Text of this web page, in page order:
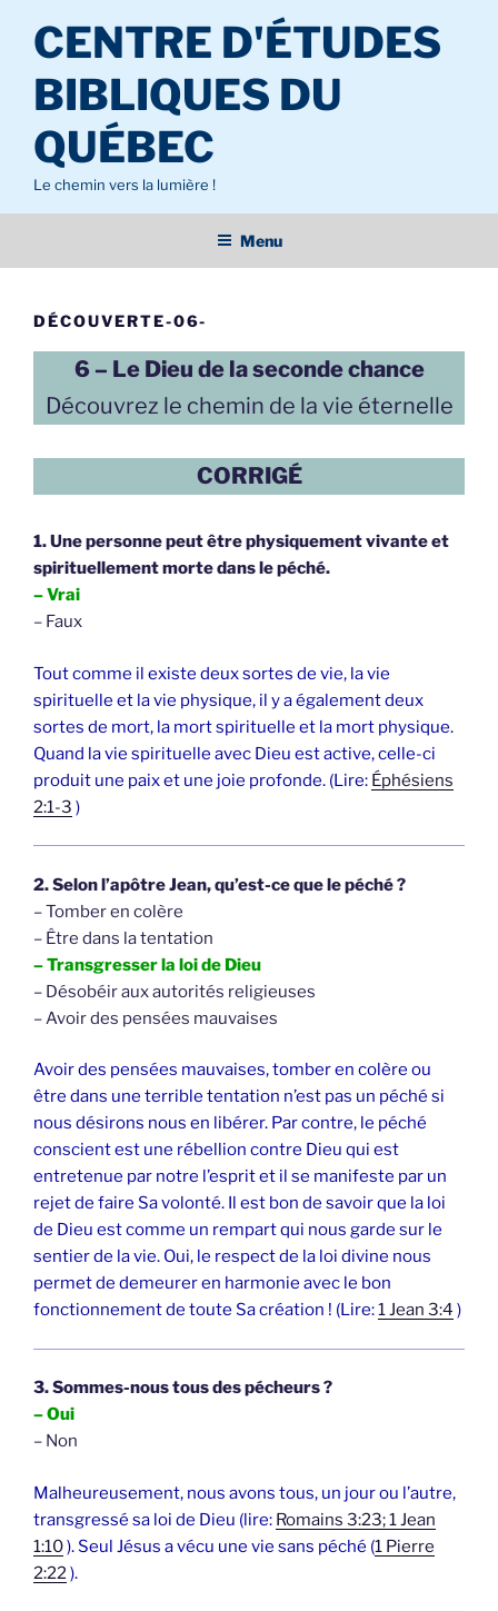
contenu
principal
CENTRE D'ÉTUDES
BIBLIQUES DU
QUÉBEC
Le chemin vers la lumière !
Menu
DÉCOUVERTE-06-
6 – Le Dieu de la seconde chance
Découvrez le chemin de la vie éternelle
CORRIGÉ
1. Une personne peut être physiquement vivante et
spirituellement morte dans le péché.
– Vrai
– Faux
Tout comme il existe deux sortes de vie, la vie
spirituelle et la vie physique, il y a également deux
sortes de mort, la mort spirituelle et la mort physique.
Quand la vie spirituelle avec Dieu est active, celle-ci
produit une paix et une joie profonde. (Lire: Éphésiens
2:1-3 )
2. Selon l’apôtre Jean, qu’est-ce que le péché ?
– Tomber en colère
– Être dans la tentation
– Transgresser la loi de Dieu
– Désobéir aux autorités religieuses
– Avoir des pensées mauvaises
Avoir des pensées mauvaises, tomber en colère ou
être dans une terrible tentation n’est pas un péché si
nous désirons nous en libérer. Par contre, le péché
conscient est une rébellion contre Dieu qui est
entretenue par notre l’esprit et il se manifeste par un
rejet de faire Sa volonté. Il est bon de savoir que la loi
de Dieu est comme un rempart qui nous garde sur le
sentier de la vie. Oui, le respect de la loi divine nous
permet de demeurer en harmonie avec le bon
fonctionnement de toute Sa création ! (Lire:1 Jean 3:4 )
3. Sommes-nous tous des pécheurs ?
– Oui
– Non
Malheureusement, nous avons tous, un jour ou l’autre,
transgressé sa loi de Dieu (lire: Romains 3:23; 1 Jean
1:10). Seul Jésus a vécu une vie sans péché (1 Pierre
2:22 ).